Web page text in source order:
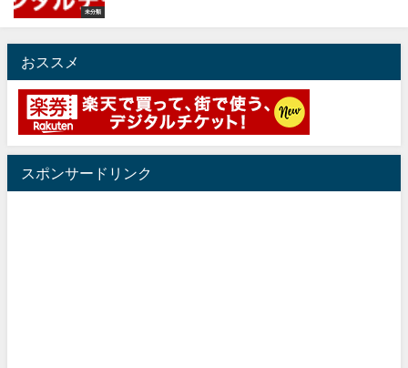
未分類
おススメ
スポンサードリンク